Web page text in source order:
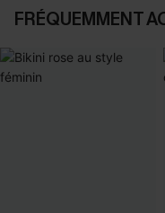
FRÉQUEMMENT